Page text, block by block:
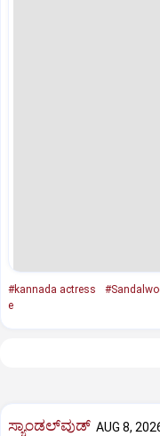
#kannada actress
e
ಸ್ಯಾಂಡಲ್‌ವುಡ್‌ AUG 8,